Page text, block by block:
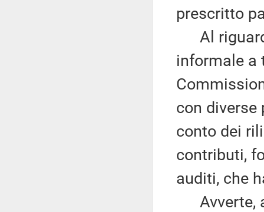
prescritto
Al
informale a
con diverse
conto dei
contributi,
auditi, che
Avverte,